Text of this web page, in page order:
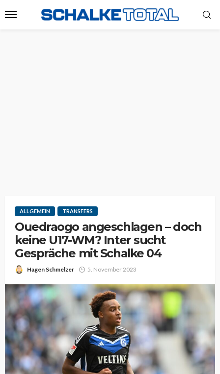
ALLGEMEIN TRANSFERS
Ouedraogo angeschlagen – doch
keine U17-WM? Inter sucht
Gespräche mit Schalke 04
Hagen Schmelzer 5. November 2023